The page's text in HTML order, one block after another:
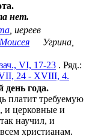
нет.
, иереев
Моисея
Угрина,
VI, 17-23 . Ряд.:
24 - XVIII, 4.
года.
платит требуемую
и церковные и
научил, и
христианам.